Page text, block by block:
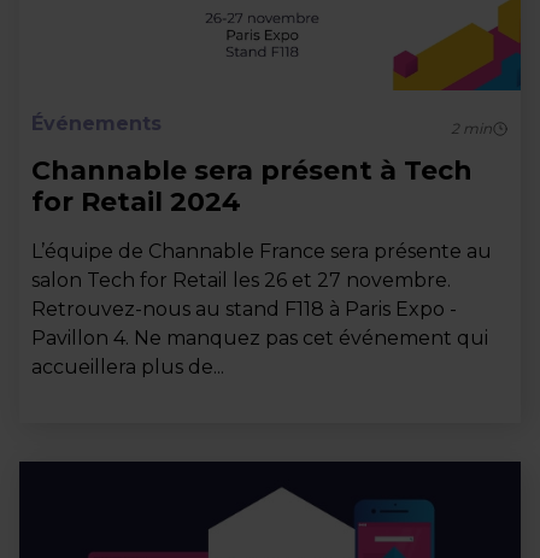
Événements 2min
Channable sera présent à Tech
for Retail 2024
L’équipe de Channable France sera présente au
salon Tech for Retail les 26 et 27 novembre.
Retrouvez-nous au stand F118 à Paris Expo -
Pavillon 4. Ne manquez pas cet événement qui
accueillera plus de...